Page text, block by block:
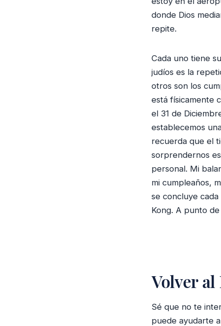
donde Dios
repite.
Cada uno tiene
judíos es la
otros son los
está físicamente
el 31 de
establecemos
recuerda que el
sorprendernos
personal. Mi
mi cumpleaños,
se concluye
Kong. A punto
Volver
Sé que no te
puede ayudarte